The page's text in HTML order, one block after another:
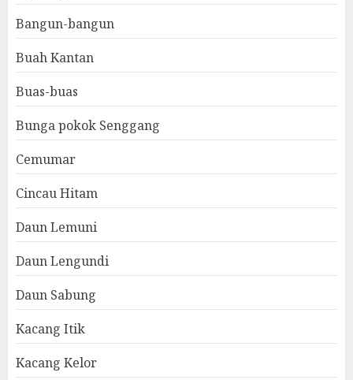
Bangun-bangun
Buah Kantan
Buas-buas
Bunga pokok Senggang
Cemumar
Cincau Hitam
Daun Lemuni
Daun Lengundi
Daun Sabung
Kacang Itik
Kacang Kelor